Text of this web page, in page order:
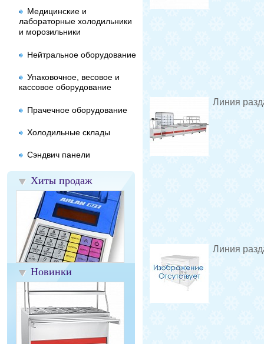
Медицинские и
лабораторные холодильники
и морозильники
Нейтральное оборудование
Упаковочное, весовое и
кассовое оборудование
Прачечное оборудование
Холодильные склады
Сэндвич панели
Хиты продаж
Новинки
Линия
Линия